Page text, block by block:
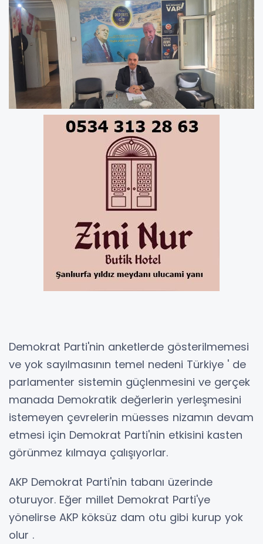
Demokrat Parti'nin anketlerde gösterilmemesi
ve yok sayılmasının temel nedeni Türkiye ' de
parlamenter sistemin güçlenmesini ve gerçek
manada Demokratik değerlerin yerleşmesini
istemeyen çevrelerin müesses nizamın devam
etmesi için Demokrat Parti'nin etkisini kasten
görünmez kılmaya çalışıyorlar.
AKP Demokrat Parti'nin tabanı üzerinde
oturuyor. Eğer millet Demokrat Parti'ye
yönelirse AKP köksüz dam otu gibi kurup yok
olur .